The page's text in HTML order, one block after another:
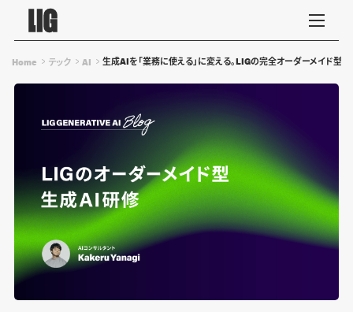
Home テック AI 生成AIを「業務に使える」に変える。LIGの完全オーダーメイド型研